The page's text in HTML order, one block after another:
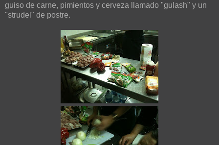
guiso de carne, pimientos y cerveza llamado "gulash" y un
"strudel" de postre.